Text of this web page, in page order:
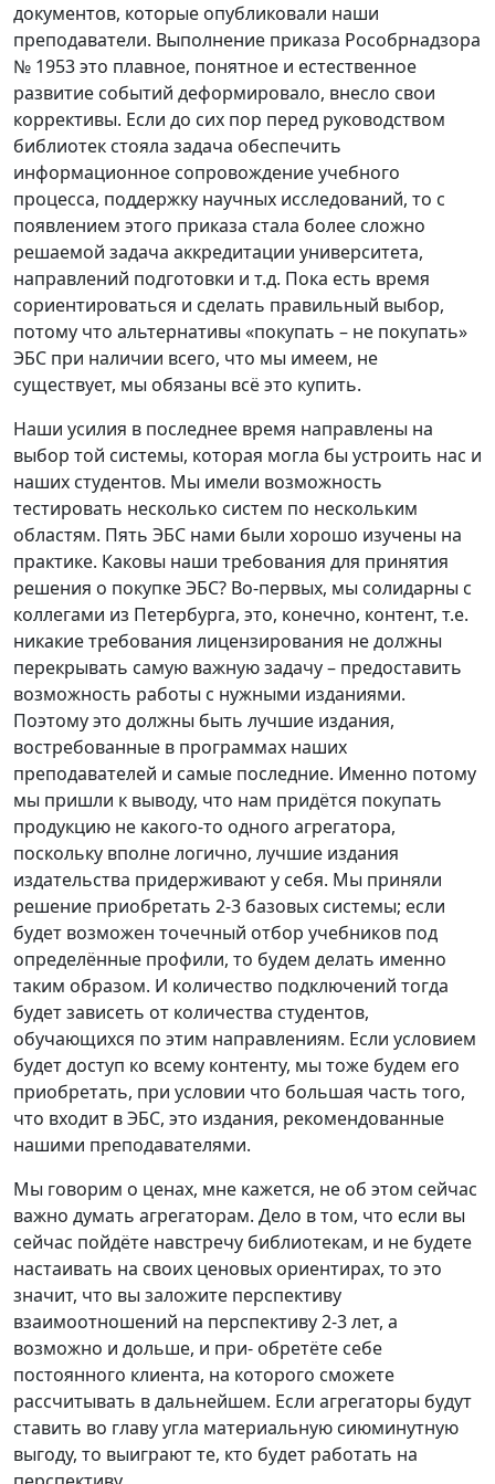
документов, которые опубликовали наши
преподаватели. Выполнение приказа Рособрнадзора
№ 1953 это плавное, понятное и естественное
развитие событий деформировало, внесло свои
коррективы. Если до сих пор перед руководством
библиотек стояла задача обеспечить
информационное сопровождение учебного
процесса, поддержку научных исследований, то с
появлением этого приказа стала более сложно
решаемой задача аккредитации университета,
направлений подготовки и т.д. Пока есть время
сориентироваться и сделать правильный выбор,
потому что альтернативы «покупать – не покупать»
ЭБС при наличии всего, что мы имеем, не
существует, мы обязаны всё это купить.
Наши усилия в последнее время направлены на
выбор той системы, которая могла бы устроить нас и
наших студентов. Мы имели возможность
тестировать несколько систем по нескольким
областям. Пять ЭБС нами были хорошо изучены на
практике. Каковы наши требования для принятия
решения о покупке ЭБС? Во-первых, мы солидарны с
коллегами из Петербурга, это, конечно, контент, т.е.
никакие требования лицензирования не должны
перекрывать самую важную задачу – предоставить
возможность работы с нужными изданиями.
Поэтому это должны быть лучшие издания,
востребованные в программах наших
преподавателей и самые последние. Именно потому
мы пришли к выводу, что нам придётся покупать
продукцию не какого-то одного агрегатора,
поскольку вполне логично, лучшие издания
издательства придерживают у себя. Мы приняли
решение приобретать 2-3 базовых системы; если
будет возможен точечный отбор учебников под
определённые профили, то будем делать именно
таким образом. И количество подключений тогда
будет зависеть от количества студентов,
обучающихся по этим направлениям. Если условием
будет доступ ко всему контенту, мы тоже будем его
приобретать, при условии что большая часть того,
что входит в ЭБС, это издания, рекомендованные
нашими преподавателями.
Мы говорим о ценах, мне кажется, не об этом сейчас
важно думать агрегаторам. Дело в том, что если вы
сейчас пойдёте навстречу библиотекам, и не будете
настаивать на своих ценовых ориентирах, то это
значит, что вы заложите перспективу
взаимоотношений на перспективу 2-3 лет, а
возможно и дольше, и при- обретёте себе
постоянного клиента, на которого сможете
рассчитывать в дальнейшем. Если агрегаторы будут
ставить во главу угла материальную сиюминутную
выгоду, то выиграют те, кто будет работать на